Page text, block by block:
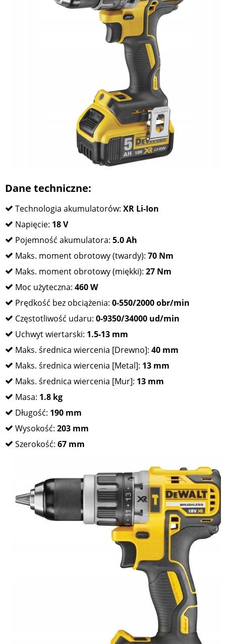
Dane techniczne:
Technologia akumulatorów: XR Li-Ion
Napięcie: 18 V
Pojemność akumulatora: 5.0 Ah
Maks. moment obrotowy (twardy): 70 Nm
Maks. moment obrotowy (miękki): 27 Nm
Moc użyteczna: 460 W
Prędkość bez obciążenia: 0-550/2000 obr/min
Częstotliwość udaru: 0-9350/34000 ud/min
Uchwyt wiertarski: 1.5-13 mm
Maks. średnica wiercenia [Drewno]: 40 mm
Maks. średnica wiercenia [Metal]: 13 mm
Maks. średnica wiercenia [Mur]: 13 mm
Masa: 1.8 kg
Długość: 190 mm
Wysokość: 203 mm
Szerokość: 67 mm